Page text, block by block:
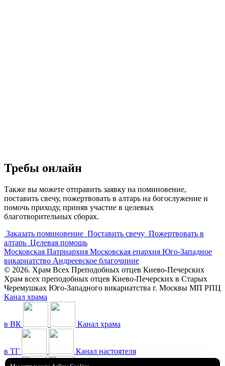
Требы онлайн
Также вы можете отправить заявку на поминовение,
поставить свечу, пожертвовать в алтарь на богослужение и
помочь приходу, приняв участие в целевых
благотворительных сборах.
Заказать поминовение Поставить свечу Пожертвовать в
алтарь Целевая помощь
Московская Патриархия Московская епархия Юго-Западное
викариатство Андреевское благочиние
© 2026. Храм Всех Преподобных отцев Киево-Печерских
Храм всех преподобных отцев Киево-Печерских в Старых
Черемушках Юго-Западного викариатства г. Москвы МП РПЦ
Канал храма
в ВК Канал храма
в ТГ Канал настоятеля